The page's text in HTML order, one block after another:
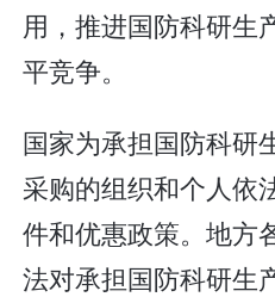
用，推进国防科研生
平竞争。
国家为承担国防科研
采购的组织和个人依
件和优惠政策。地方
法对承担国防科研生